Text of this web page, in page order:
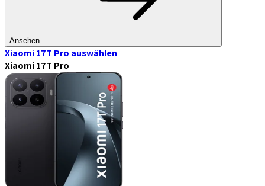
Ansehen
Xiaomi 17T Pro auswählen
Xiaomi 17T Pro